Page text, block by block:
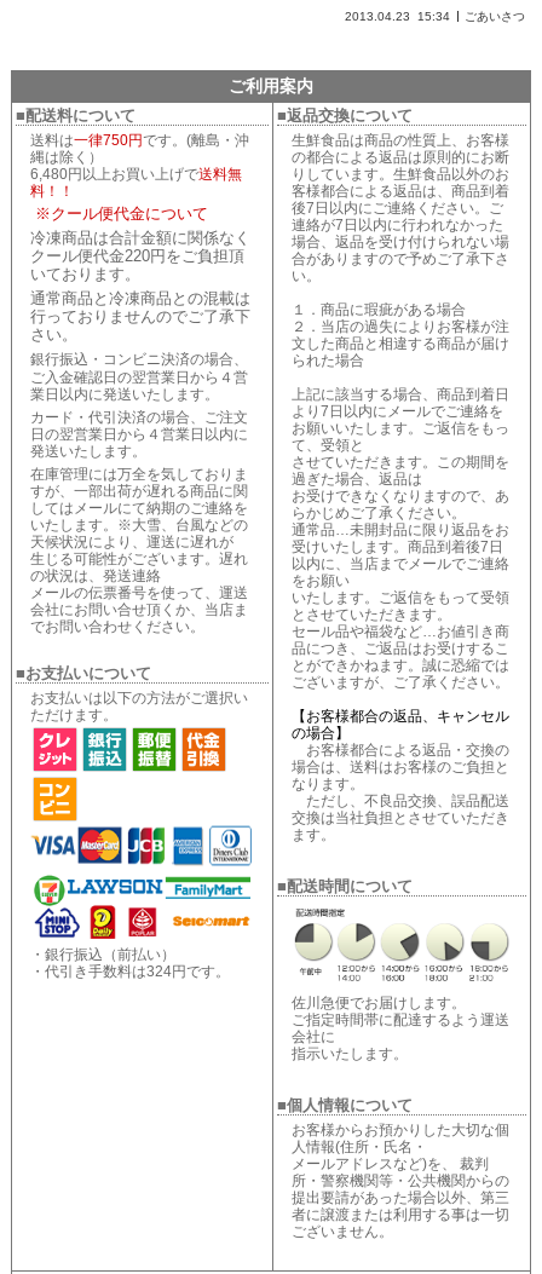
2013.04.23 15:34 ごあいさつ
ご利用案内
■配送料について
送料は一律750円です。(離島・沖
縄は除く）
6,480円以上お買い上げで送料無
料！！
※クール便代金について
冷凍商品は合計金額に関係なく
クール便代金220円をご負担頂
いております。
通常商品と冷凍商品との混載は
行っておりませんのでご了承下
さい。
銀行振込・コンビニ決済の場合、
ご入金確認日の翌営業日から４営
業日以内に発送いたします。
カード・代引決済の場合、ご注文
日の翌営業日から４営業日以内に
発送いたします。
在庫管理には万全を気しておりま
すが、一部出荷が遅れる商品に関
してはメールにて納期のご連絡を
いたします。※大雪、台風などの
天候状況により、運送に遅れが
生じる可能性がございます。遅れ
の状況は、発送連絡
メールの伝票番号を使って、運送
会社にお問い合せ頂くか、当店ま
でお問い合わせください。
■お支払いについて
お支払いは以下の方法がご選択い
ただけます。
・銀行振込（前払い）
・代引き手数料は324円です。
■返品交換について
生鮮食品は商品の性質上、お客様
の都合による返品は原則的にお断
りしています。生鮮食品以外のお
客様都合による返品は、商品到着
後7日以内にご連絡ください。ご
連絡が7日以内に行われなかった
場合、返品を受け付けられない場
合がありますので予めご了承下さ
い。
１．商品に瑕疵がある場合
２．当店の過失によりお客様が注
文した商品と相違する商品が届け
られた場合
上記に該当する場合、商品到着日
より7日以内にメールでご連絡を
お願いいたします。ご返信をもっ
て、受領と
させていただきます。この期間を
過ぎた場合、返品は
お受けできなくなりますので、あ
らかじめご了承ください。
通常品…未開封品に限り返品をお
受けいたします。商品到着後7日
以内に、当店までメールでご連絡
をお願い
いたします。ご返信をもって受領
とさせていただきます。
セール品や福袋など…お値引き商
品につき、ご返品はお受けするこ
とができかねます。誠に恐縮では
ございますが、ご了承ください。
【お客様都合の返品、キャンセル
の場合】
お客様都合による返品・交換の
場合は、送料はお客様のご負担と
なります。
ただし、不良品交換、誤品配送
交換は当社負担とさせていただき
ます。
■配送時間について
佐川急便でお届けします。
ご指定時間帯に配達するよう運送
会社に
指示いたします。
■個人情報について
お客様からお預かりした大切な個
人情報(住所・氏名・
メールアドレスなど)を、 裁判
所・警察機関等・公共機関からの
提出要請があった場合以外、第三
者に譲渡または利用する事は一切
ございません。